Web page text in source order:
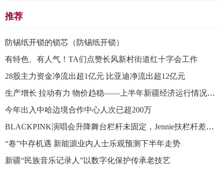
推荐
防锡纸开锁的锁芯（防锡纸开锁）
有特色、有人气！TA们点赞长风新村街道红十字会工作
28股主力资金净流出超1亿元 比亚迪净流出超12亿元
生产增长 拉动有力 物价趋稳——上半年新疆经济运行情况扫描
今年出入中哈边境合作中心人次已超200万
BLACKPINK演唱会升降舞台栏杆未固定，Jennie扶栏杆差点摔下去
“卷”中存机遇 新能源业内人士乐观预测下半年走势
新疆“民族音乐记录人”以数字化保护传承老技艺